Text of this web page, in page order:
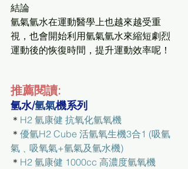
結論
氫氣氫水在運動醫學上也越來越受重
視，也會開始利用氫氣氫水來縮短劇烈
運動後的恢復時間，提升運動效率呢！
推薦閱讀:
氫水/氫氣機系列
＊ H2 氫康健 抗氧化氫氧機
＊ 優氫H2 Cube 活氫氧生機3合1 (吸氫
氣﹑吸氧氣+氫氣及氫水機)
＊ H2 氫康健 1000cc 高濃度氫氧機